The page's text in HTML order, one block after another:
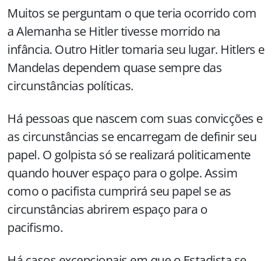
Muitos se perguntam o que teria ocorrido com
a Alemanha se Hitler tivesse morrido na
infância. Outro Hitler tomaria seu lugar. Hitlers e
Mandelas dependem quase sempre das
circunstâncias políticas.
Há pessoas que nascem com suas convicções e
as circunstâncias se encarregam de definir seu
papel. O golpista só se realizará politicamente
quando houver espaço para o golpe. Assim
como o pacifista cumprirá seu papel se as
circunstâncias abrirem espaço para o
pacifismo.